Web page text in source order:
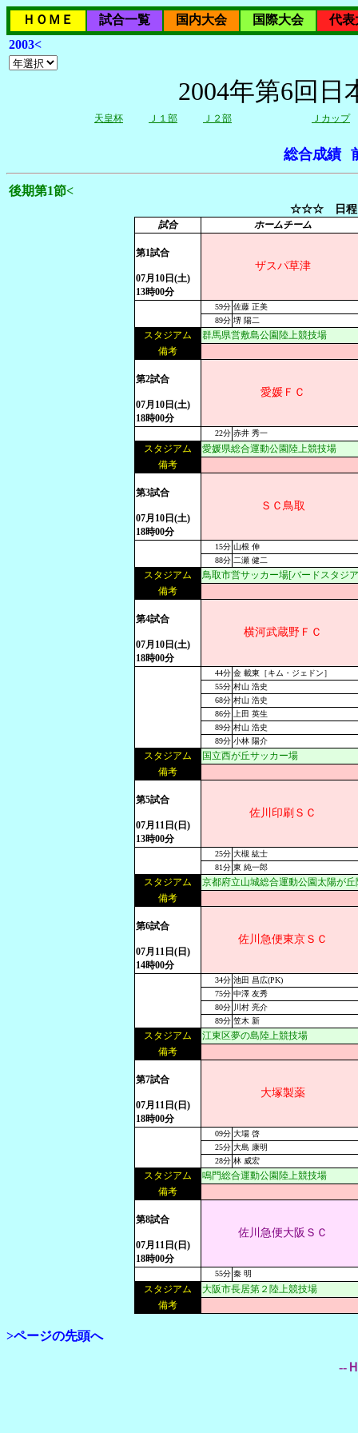
ＨＯＭＥ 試合一覧 国内大会 国際大会
代表
2003<
2004年第6回
天皇杯 Ｊ１部 Ｊ２部 Ｊカップ
総合成績
後期第1節<
☆☆☆ 日程
試合 ホームチーム
第1試合
07月10日(土)
13時00分
ザスパ草津
59分 佐藤 正美
89分 堺 陽二
スタジアム
群馬県営敷島公園陸上競技場
備考
第2試合
07月10日(土)
18時00分
愛媛ＦＣ
22分 赤井 秀一
スタジアム
愛媛県総合運動公園陸上競技場
備考
第3試合
07月10日(土)
18時00分
ＳＣ鳥取
15分 山根 伸
88分 二瀬 健二
スタジアム
鳥取市営サッカー場[バードスタジ
備考
第4試合
07月10日(土)
18時00分
横河武蔵野ＦＣ
44分 金 載東［キム・ジェドン］
55分 村山 浩史
68分 村山 浩史
86分
上田 英生
89分 村山 浩史
89分 小林 陽介
スタジアム
国立西が丘サッカー場
備考
第5試合
07月11日(日)
13時00分
佐川印刷ＳＣ
25分 大槻 紘士
81分 東 純一郎
スタジアム
京都府立山城総合運動公園太陽が丘
備考
第6試合
07月11日(日)
14時00分
佐川急便東京ＳＣ
34分 池田 昌広(PK)
75分 中澤 友秀
80分
川村 亮介
89分 笠木 新
スタジアム
江東区夢の島陸上競技場
備考
第7試合
07月11日(日)
18時00分
大塚製薬
09分 大場 啓
25分 大島 康明
28分 林 威宏
スタジアム
鳴門総合運動公園陸上競技場
備考
第8試合
07月11日(日)
18時00分
佐川急便大阪ＳＣ
55分 秦 明
スタジアム
大阪市長居第２陸上競技場
備考
>ページの先頭へ
--